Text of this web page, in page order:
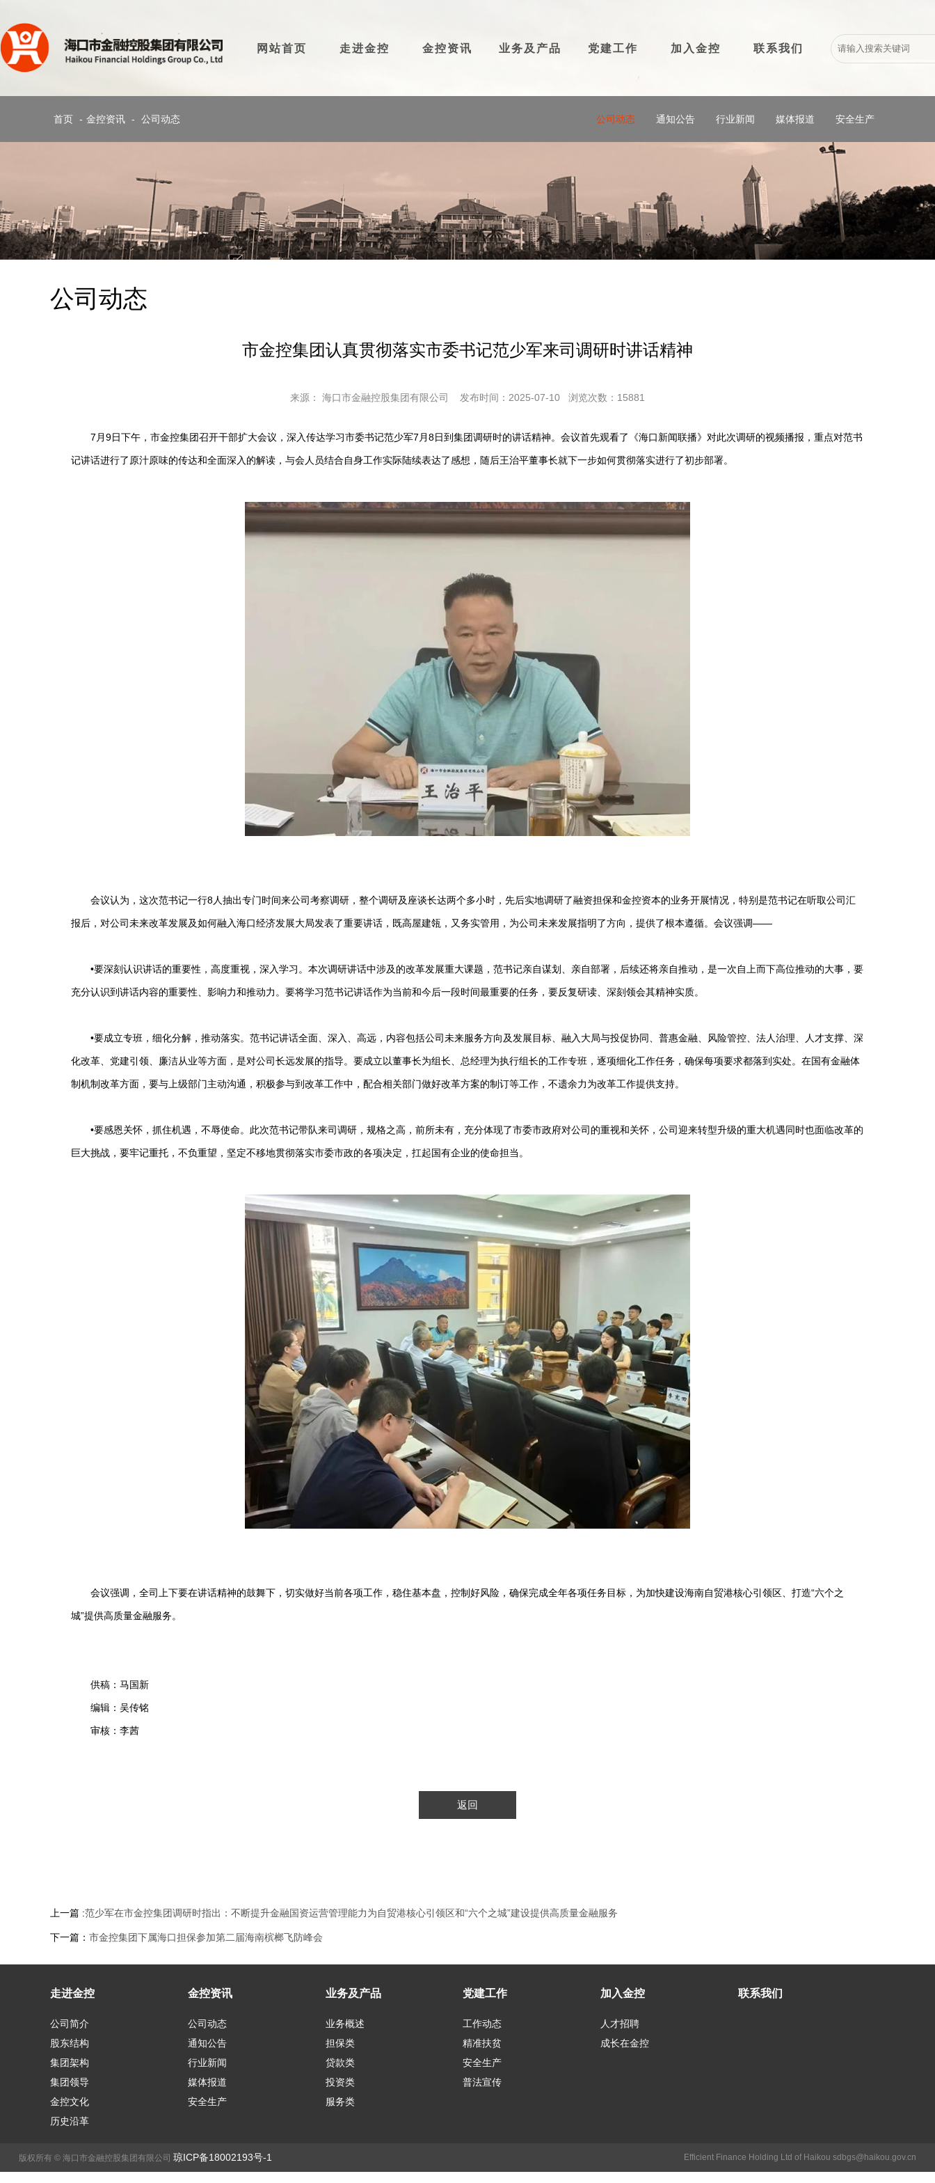
网站首页 走进金控 金控资讯 业务及产品 党建工作 加入金控 联系我们
首页 - 金控资讯 - 公司动态 公司动态 通知公告 行业新闻 媒体报道 安全生产
公司动态
市金控集团认真贯彻落实市委书记范少军来司调研时讲话精神
来源： 海口市金融控股集团有限公司 发布时间：2025-07-10 浏览次数： 15881
7月9日下午，市金控集团召开干部扩大会议，深入传达学习市委书记范少军7月8日到集团调研时的讲话精神。会议首先观看了《海口新闻联播》对此次调研的视频播报，重点对范书
记讲话进行了原汁原味的传达和全面深入的解读，与会人员结合自身工作实际陆续表达了感想，随后王治平董事长就下一步如何贯彻落实进行了初步部署。
会议认为，这次范书记一行8人抽出专门时间来公司考察调研，整个调研及座谈长达两个多小时，先后实地调研了融资担保和金控资本的业务开展情况，特别是范书记在听取公司汇
报后，对公司未来改革发展及如何融入海口经济发展大局发表了重要讲话，既高屋建瓴，又务实管用，为公司未来发展指明了方向，提供了根本遵循。会议强调——
•要深刻认识讲话的重要性，高度重视，深入学习。本次调研讲话中涉及的改革发展重大课题，范书记亲自谋划、亲自部署，后续还将亲自推动，是一次自上而下高位推动的大事，要
充分认识到讲话内容的重要性、影响力和推动力。要将学习范书记讲话作为当前和今后一段时间最重要的任务，要反复研读、深刻领会其精神实质。
•要成立专班，细化分解，推动落实。范书记讲话全面、深入、高远，内容包括公司未来服务方向及发展目标、融入大局与投促协同、普惠金融、风险管控、法人治理、人才支撑、深
化改革、党建引领、廉洁从业等方面，是对公司长远发展的指导。要成立以董事长为组长、总经理为执行组长的工作专班，逐项细化工作任务，确保每项要求都落到实处。在国有金融体
制机制改革方面，要与上级部门主动沟通，积极参与到改革工作中，配合相关部门做好改革方案的制订等工作，不遗余力为改革工作提供支持。
•要感恩关怀，抓住机遇，不辱使命。此次范书记带队来司调研，规格之高，前所未有，充分体现了市委市政府对公司的重视和关怀，公司迎来转型升级的重大机遇同时也面临改革的
巨大挑战，要牢记重托，不负重望，坚定不移地贯彻落实市委市政的各项决定，扛起国有企业的使命担当。
会议强调，全司上下要在讲话精神的鼓舞下，切实做好当前各项工作，稳住基本盘，控制好风险，确保完成全年各项任务目标，为加快建设海南自贸港核心引领区、打造“六个之
城”提供高质量金融服务。
供稿：马国新
编辑：吴传铭
审核：李茜
返回
上一篇 :范少军在市金控集团调研时指出：不断提升金融国资运营管理能力为自贸港核心引领区和“六个之城”建设提供高质量金融服务
下一篇： 市金控集团下属海口担保参加第二届海南槟榔飞防峰会
走进金控
公司简介
股东结构
集团架构
集团领导
金控文化
历史沿革
金控资讯
公司动态
通知公告
行业新闻
媒体报道
安全生产
业务及产品
业务概述
担保类
贷款类
投资类
服务类
党建工作
工作动态
精准扶贫
安全生产
普法宣传
加入金控
人才招聘
成长在金控
联系我们
版权所有 © 海口市金融控股集团有限公司 琼ICP备18002193号-1 Efficient Finance Holding Ltd of Haikou sdbgs@haikou.gov.cn